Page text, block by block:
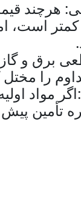
هرچند
است،
برق و
را مختل
مواد
تأمین پیش